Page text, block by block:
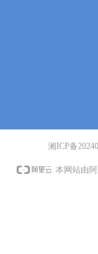
湘ICP备
本网站由